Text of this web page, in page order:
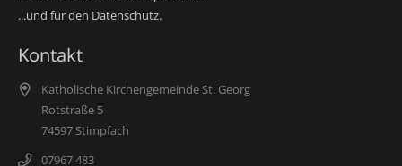
...und für den Datenschutz.
Kontakt
Katholische Kirchengemeinde St. Georg
Rotstraße 5
74597 Stimpfach
07967 483